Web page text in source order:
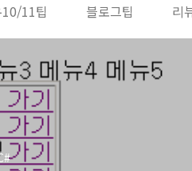
11팁 블로그팁 리